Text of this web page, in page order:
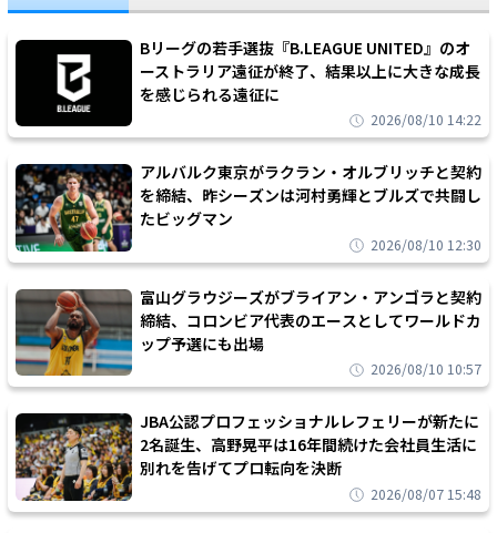
Bリーグの若手選抜『B.LEAGUE UNITED』のオ
ーストラリア遠征が終了、結果以上に大きな成長
を感じられる遠征に
2026/08/10 14:22
アルバルク東京がラクラン・オルブリッチと契約
を締結、昨シーズンは河村勇輝とブルズで共闘し
たビッグマン
2026/08/10 12:30
富山グラウジーズがブライアン・アンゴラと契約
締結、コロンビア代表のエースとしてワールドカ
ップ予選にも出場
2026/08/10 10:57
JBA公認プロフェッショナルレフェリーが新たに
2名誕生、高野晃平は16年間続けた会社員生活に
別れを告げてプロ転向を決断
2026/08/07 15:48